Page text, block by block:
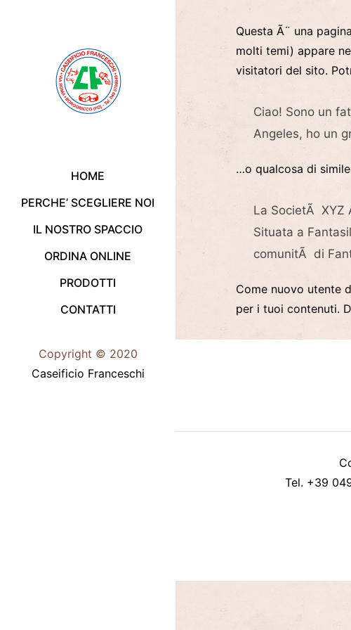
HOME
PERCHE’ SCEGLIERE NOI
IL NOSTRO SPACCIO
ORDINA ONLINE
PRODOTTI
CONTATTI
Copyright © 2020
Caseificio Franceschi
Questa Ã¨ una
molti temi) appare
visitatori del sito.
Ciao! Sono un
Angeles, ho un
…o qualcosa di
La SocietÃ XYZ
Situata a
comunitÃ di
Come nuovo utente
per i tuoi contenuti.
Tel. +39